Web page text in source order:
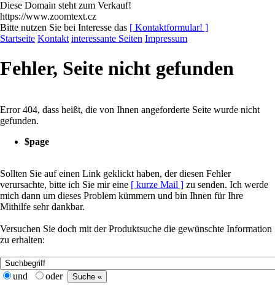
Diese Domain steht zum Verkauf!
https://www.zoomtext.cz
Bitte nutzen Sie bei Interesse das [ Kontaktformular! ]
Startseite Kontakt interessante Seiten Impressum
Fehler, Seite nicht gefunden
Error 404, dass heißt, die von Ihnen angeforderte Seite wurde nicht
gefunden.
$page
Sollten Sie auf einen Link geklickt haben, der diesen Fehler
verursachte, bitte ich Sie mir eine [ kurze Mail ] zu senden. Ich werde
mich dann um dieses Problem kümmern und bin Ihnen für Ihre
Mithilfe sehr dankbar.
Versuchen Sie doch mit der Produktsuche die gewünschte Information
zu erhalten:
und oder